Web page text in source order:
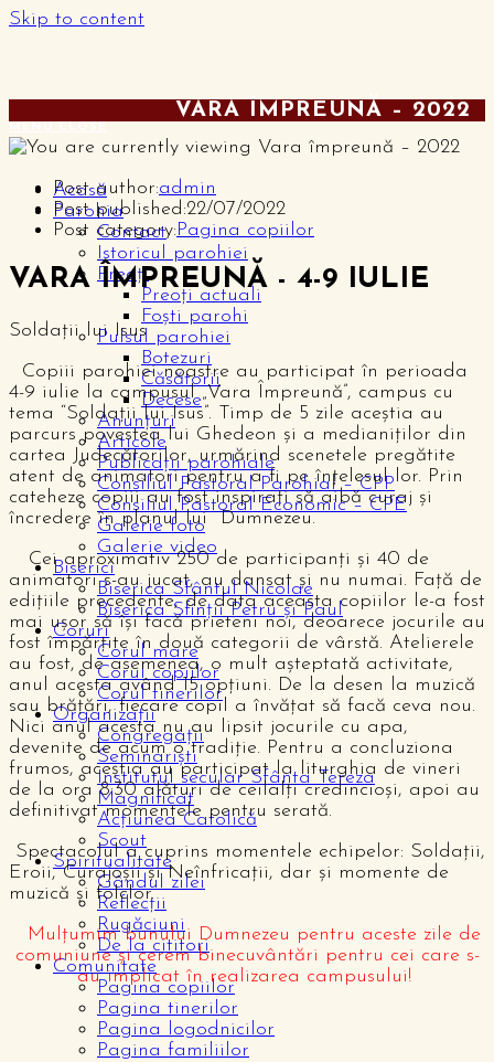
Skip to content
Acasă
Parohia
Contact
Istoricul parohiei
Preoți
Preoți actuali
Foști parohi
Pulsul parohiei
Botezuri
Căsătorii
Decese
Anunțuri
Articole
Publicații parohiale
Consiliul Pastoral Parohial – CPP
Consiliul Pastoral Economic – CPE
Galerie foto
Galerie video
Biserici
Biserica Sfântul Nicolae
Biserica Sfinții Petru și Paul
Coruri
Corul mare
Corul copiilor
Corul tinerilor
Organizații
Congregații
Seminariști
Institutul secular Sfânta Tereza
Magnificat
Acțiunea Catolică
Scout
Spiritualitate
Gândul zilei
Reflecții
Rugăciuni
De la cititori
Comunitate
Pagina copiilor
Pagina tinerilor
Pagina logodnicilor
Pagina familiilor
VARA ÎMPREUNĂ – 2022
Post author:admin
Post published:22/07/2022
Post category: Pagina copiilor
VARA ÎMPREUNĂ - 4-9 IULIE
Soldații lui Isus
Copiii parohiei noastre au participat în perioada
4-9 iulie la campusul „Vara Împreună”, campus cu
tema “Soldații lui Isus”. Timp de 5 zile aceștia au
parcurs povestea lui Ghedeon și a medianiților din
cartea Judecătorilor, urmărind scenetele pregătite
atent de animatori pentru a fi pe înțelesul lor. Prin
cateheze copiii au fost inspirați să aibă curaj și
încredere în planul lui Dumnezeu.
Cei aproximativ 250 de participanți și 40 de
animatori s-au jucat, au dansat și nu numai. Față de
edițiile precedente, de data aceasta copiilor le-a fost
mai ușor să își facă prieteni noi, deoarece jocurile au
fost împărțite în două categorii de vârstă. Atelierele
au fost, de asemenea, o mult așteptată activitate,
anul acesta având 15 opțiuni. De la desen la muzică
sau brățări, fiecare copil a învățat să facă ceva nou.
Nici anul acesta nu au lipsit jocurile cu apa,
devenite de acum o tradiție. Pentru a concluziona
frumos, aceștia au participat la liturghia de vineri
de la ora 8:30 alături de ceilalți credincioși, apoi au
definitivat momentele pentru serată.
Spectacolul a cuprins momentele echipelor: Soldații,
Eroii, Curajoșii și Neînfricații, dar și momente de
muzică și folclor.
Mulțumim bunului Dumnezeu pentru aceste zile de
comuniune și cerem binecuvântări pentru cei care s-
au implicat în realizarea campusului!